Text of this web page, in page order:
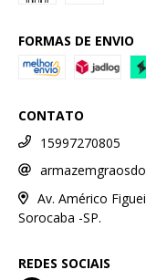
FORMAS DE ENVIO
CONTATO
15997270805
Av. Américo
Sorocaba -SP.
REDES SOCIAIS